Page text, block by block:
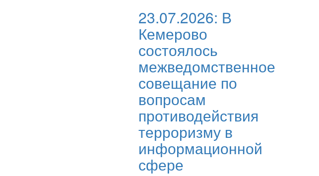
23.07.2026: В
Кемерово
состоялось
межведомственное
совещание по
вопросам
противодействия
терроризму в
информационной
сфере